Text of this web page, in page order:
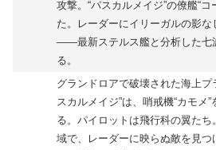
攻撃。“パスカルメイジ”の僚艦“
た。レーダーにイリーガルの影
――最新ステルス艦と分析した七
る。
グランドロアで破壊された海上プ
スカルメイジ”は、哨戒機“カモメ
る。パイロットは飛行科の翼た
域で、レーダーに映らぬ敵を見つ